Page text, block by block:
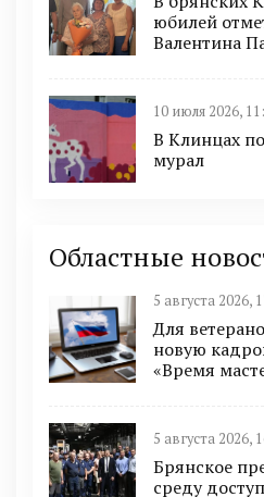
юбилей
Валентина
10 июля 2026,
В Клинцах
мурал
Областные
5 августа 2026,
Для
новую
«Время
5 августа 2026,
Брянское
среду